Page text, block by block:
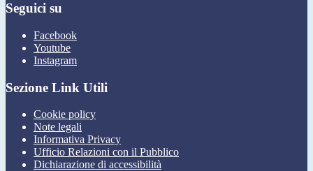
Seguici su
Facebook
Youtube
Instagram
Sezione Link Utili
Cookie policy
Note legali
Informativa Privacy
Ufficio Relazioni con il Pubblico
Dichiarazione di accessibilità